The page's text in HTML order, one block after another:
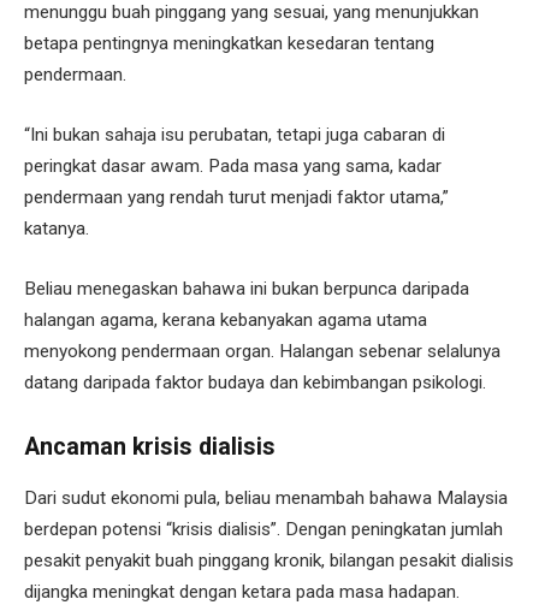
menunggu buah pinggang yang sesuai, yang menunjukkan
betapa pentingnya meningkatkan kesedaran tentang
pendermaan.
“Ini bukan sahaja isu perubatan, tetapi juga cabaran di
peringkat dasar awam. Pada masa yang sama, kadar
pendermaan yang rendah turut menjadi faktor utama,”
katanya.
Beliau menegaskan bahawa ini bukan berpunca daripada
halangan agama, kerana kebanyakan agama utama
menyokong pendermaan organ. Halangan sebenar selalunya
datang daripada faktor budaya dan kebimbangan psikologi.
Ancaman krisis dialisis
Dari sudut ekonomi pula, beliau menambah bahawa Malaysia
berdepan potensi “krisis dialisis”. Dengan peningkatan jumlah
pesakit penyakit buah pinggang kronik, bilangan pesakit dialisis
dijangka meningkat dengan ketara pada masa hadapan.